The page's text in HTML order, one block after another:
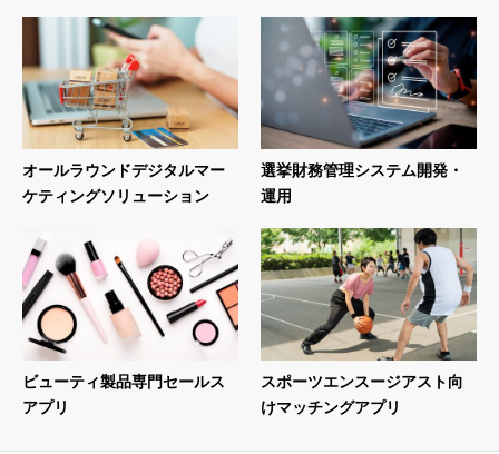
オールラウンドデジタルマー
ケティングソリューション
選挙財務管理システム開発・
運用
ビューティ製品専門セールス
アプリ
スポーツエンスージアスト向
けマッチングアプリ